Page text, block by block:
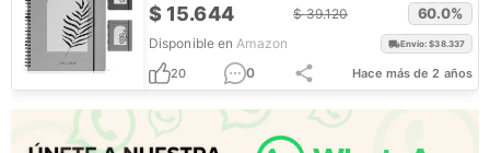
$15.644 $39.120 60.0%
Disponible en Amazon Envío: $38.337
20 0 Hace más de 2 años